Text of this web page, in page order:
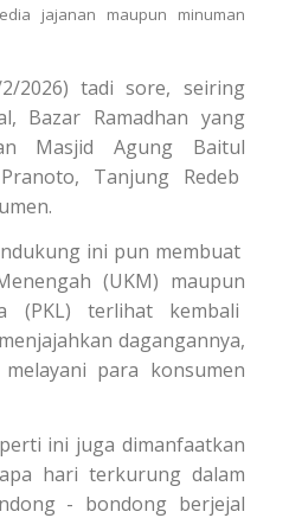
jajanan maupun minuman
2026) tadi sore, seiring
Bazar Ramadhan yang
Masjid Agung Baitul
Tanjung Redeb
ini pun membuat
(UKM) maupun
(PKL) terlihat kembali
dagangannya,
para konsumen
ini juga dimanfaatkan
hari terkurung dalam
- bondong berjejal